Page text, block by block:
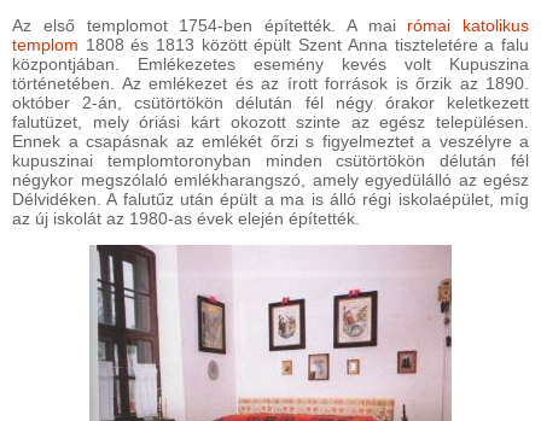
Az első templomot 1754-ben építették. A mai római katolikus
templom 1808 és 1813 között épült Szent Anna tiszteletére a falu
központjában. Emlékezetes esemény kevés volt Kupuszina
történetében. Az emlékezet és az írott források is őrzik az 1890.
október 2-án, csütörtökön délután fél négy órakor keletkezett
falutüzet, mely óriási kárt okozott szinte az egész településen.
Ennek a csapásnak az emlékét őrzi s figyelmeztet a veszélyre a
kupuszinai templomtoronyban minden csütörtökön délután fél
négykor megszólaló emlékharangszó, amely egyedülálló az egész
Délvidéken. A falutűz után épült a ma is álló régi iskolaépület, míg
az új iskolát az 1980-as évek elején építették.